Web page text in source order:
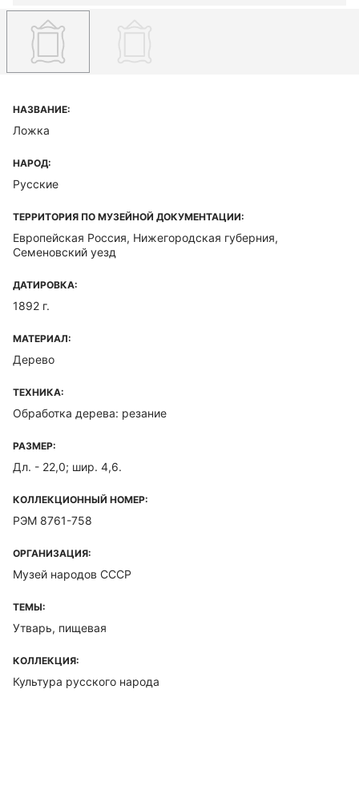
НАЗВАНИЕ:
Ложка
НАРОД:
Русские
ТЕРРИТОРИЯ ПО МУЗЕЙНОЙ ДОКУМЕНТАЦИИ:
Европейская Россия, Нижегородская губерния,
Семеновский уезд
ДАТИРОВКА:
1892 г.
МАТЕРИАЛ:
Дерево
ТЕХНИКА:
Обработка дерева: резание
РАЗМЕР:
Дл. - 22,0; шир. 4,6.
КОЛЛЕКЦИОННЫЙ НОМЕР:
РЭМ 8761-758
ОРГАНИЗАЦИЯ:
Музей народов СССР
ТЕМЫ:
Утварь, пищевая
КОЛЛЕКЦИЯ:
Культура русского народа